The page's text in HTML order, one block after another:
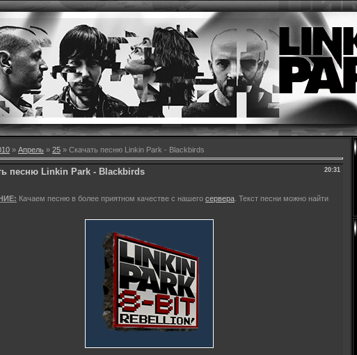
» Апрель » 25 » Скачать песню Linkin Park - Blackbirds
20:31
песню Linkin Park - Blackbirds
Качаем песню в более приятном качестве с нашего сервера . Текст песни можно найти